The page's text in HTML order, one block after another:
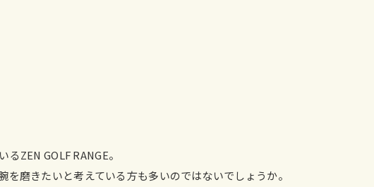
ZEN GOLF RANGE。
磨きたいと考えている方も多いのではないでしょうか。